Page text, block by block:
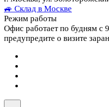
🚙 Склад в Москве
Режим работы
Офис работает по будням с
предупредите о визите